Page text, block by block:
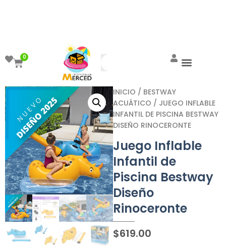
0
INICIO / BESTWAY
ACUÁTICO / JUEGO INFLABLE
INFANTIL DE PISCINA BESTWAY
DISEÑO RINOCERONTE
Juego Inflable
Infantil de
Piscina Bestway
Diseño
Rinoceronte
$619.00